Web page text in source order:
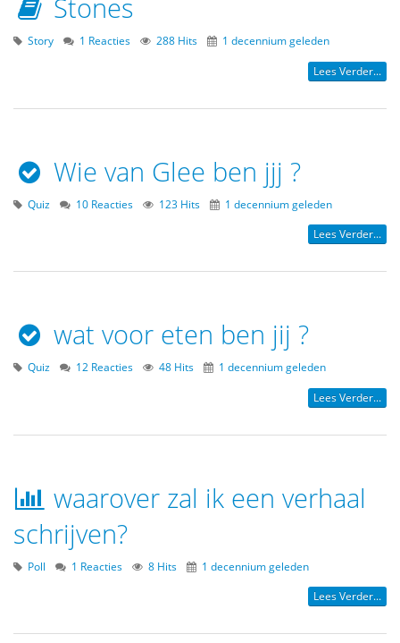
Stones
Story 1 Reacties 288 Hits 1 decennium geleden
Lees Verder...
Wie van Glee ben jjj ?
Quiz 10 Reacties 123 Hits 1 decennium geleden
Lees Verder...
wat voor eten ben jij ?
Quiz 12 Reacties 48 Hits 1 decennium geleden
Lees Verder...
waarover zal ik een verhaal
schrijven?
Poll 1 Reacties 8 Hits 1 decennium geleden
Lees Verder...